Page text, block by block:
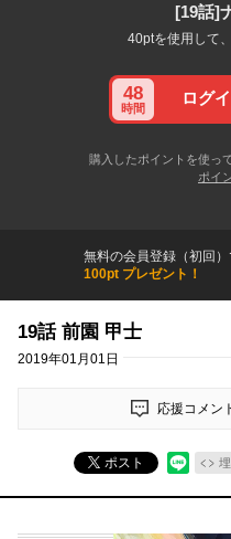
[19話]
40ptを使用して
48
時間
ログ
購入したポイントを使っ
ポイ
無料の会員登録（初回
100pt プレゼント！
19話 前園 甲士
2019年01月01日
応援コメン
ポスト